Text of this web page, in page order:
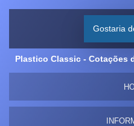
Gostaria
Plastico Classic - Cotações